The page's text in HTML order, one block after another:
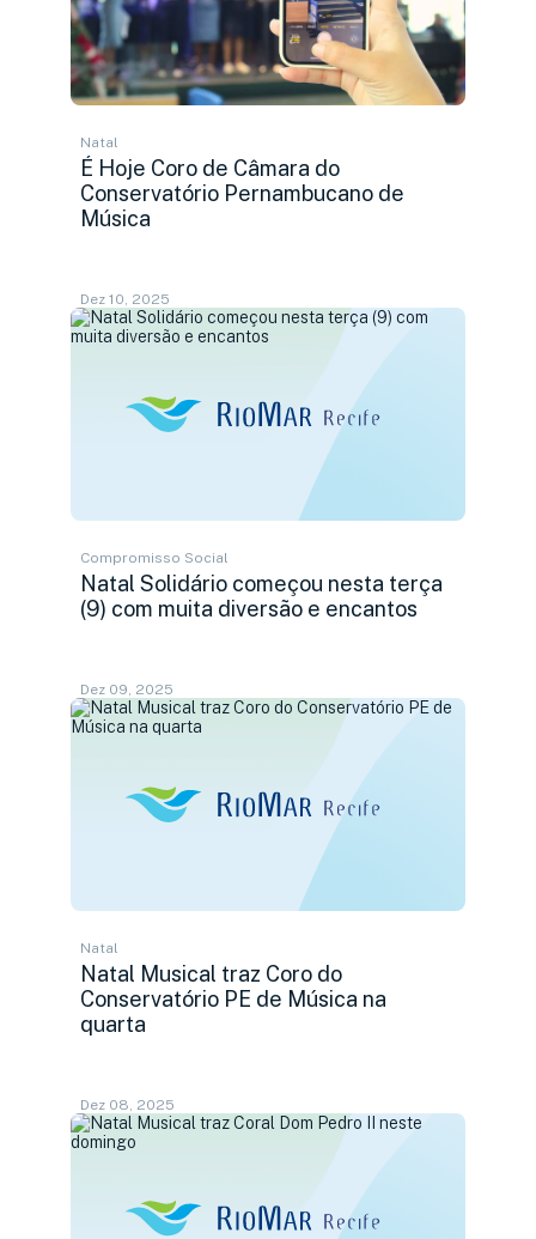
Natal
É Hoje Coro de Câmara do
Conservatório Pernambucano de
Música
Dez 10, 2025
Compromisso Social
Natal Solidário começou nesta terça
(9) com muita diversão e encantos
Dez 09, 2025
Natal
Natal Musical traz Coro do
Conservatório PE de Música na
quarta
Dez 08, 2025